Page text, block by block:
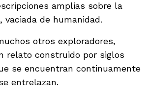
amplias sobre la
de humanidad.
otros exploradores,
relato construido por siglos
se encuentran continuamente
entrelazan.